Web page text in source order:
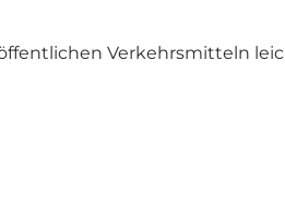
Verkehrsmitteln